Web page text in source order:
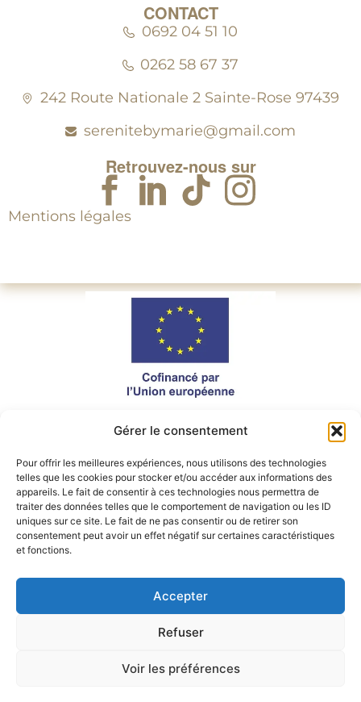
Gérer le consentement
Pour offrir les meilleures expériences, nous utilisons des technologies
telles que les cookies pour stocker et/ou accéder aux informations des
appareils. Le fait de consentir à ces technologies nous permettra de
traiter des données telles que le comportement de navigation ou les ID
uniques sur ce site. Le fait de ne pas consentir ou de retirer son
consentement peut avoir un effet négatif sur certaines caractéristiques
et fonctions.
Accepter
Refuser
Voir les préférences
CONTACT
0692 04 51 10
0262 58 67 37
242 Route Nationale 2 Sainte-Rose 97439
serenitebymarie@gmail.com
Retrouvez-nous sur
Mentions légales
Ce site a été financé par l’Union Européenne dans le
cadre du programme FEDER-FSE+ Réunion dont
l’Autorité de gestion est la Région Réunion. L’Europe
s’engage à la Réunion avec le fonds FEDER.